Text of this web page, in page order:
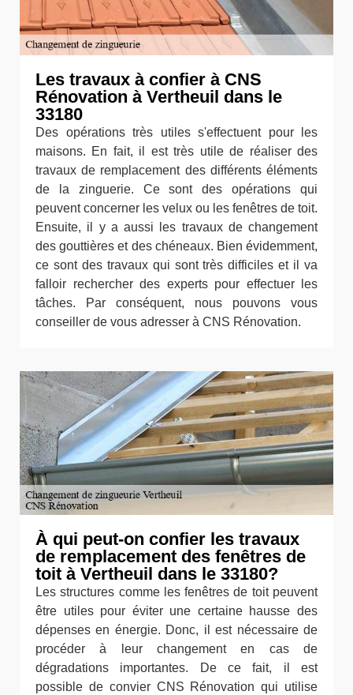
Les travaux à confier à CNS
Rénovation à Vertheuil dans le
33180
Des opérations très utiles s'effectuent pour les
maisons. En fait, il est très utile de réaliser des
travaux de remplacement des différents éléments
de la zinguerie. Ce sont des opérations qui
peuvent concerner les velux ou les fenêtres de toit.
Ensuite, il y a aussi les travaux de changement
des gouttières et des chéneaux. Bien évidemment,
ce sont des travaux qui sont très difficiles et il va
falloir rechercher des experts pour effectuer les
tâches. Par conséquent, nous pouvons vous
conseiller de vous adresser à CNS Rénovation.
À qui peut-on confier les travaux
de remplacement des fenêtres de
toit à Vertheuil dans le 33180?
Les structures comme les fenêtres de toit peuvent
être utiles pour éviter une certaine hausse des
dépenses en énergie. Donc, il est nécessaire de
procéder à leur changement en cas de
dégradations importantes. De ce fait, il est
possible de convier CNS Rénovation qui utilise